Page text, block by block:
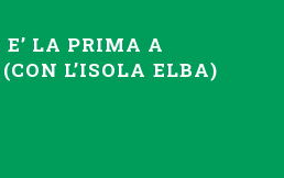
LA PRIMA A
L’ISOLA ELBA)